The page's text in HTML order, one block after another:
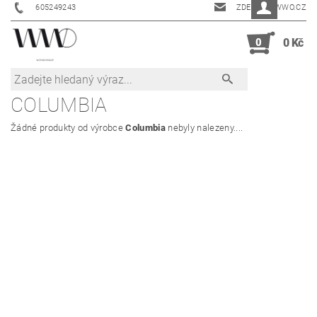
605249243 ZDENKA@WWO.CZ
0 0 Kč
COLUMBIA
Žádné produkty od výrobceColumbianebyly nalezeny....